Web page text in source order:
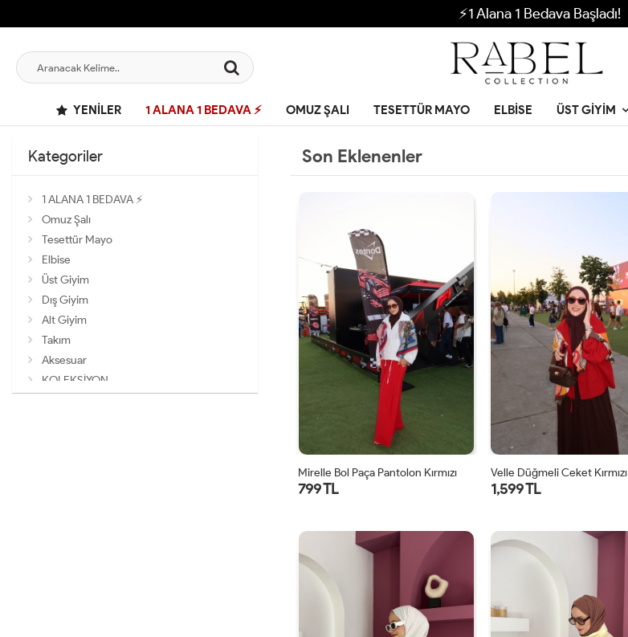
⚡1 Alana 1 Bedava Başladı!
YENILER 1 ALANA 1 BEDAVA ⚡ OMUZ ŞALI TESETTÜR MAYO ELBISE ÜST GIYIM
Kategoriler
1 ALANA 1 BEDAVA ⚡
Omuz Şalı
Tesettür Mayo
Elbise
Üst Giyim
Dış Giyim
Alt Giyim
Takım
Aksesuar
KOLEKSİYON
Son Eklenenler
Mirelle Bol Paça Pantolon Kırmızı
799 TL
Velle Düğmeli Ceket Kırmızı
1,599 TL